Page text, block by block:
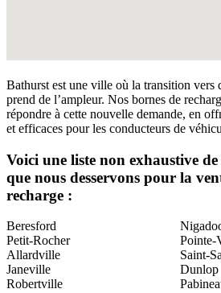
Bathurst est une ville où la transition vers
prend de l’ampleur. Nos bornes de
répondre à cette nouvelle demande, en
et efficaces pour les conducteurs de
Voici une liste non exhaustive
que nous desservons pour la
recharge :
Beresford
Petit-Rocher
Pointe-
Allardville
Saint-
Janeville
Dunlop
Robertville